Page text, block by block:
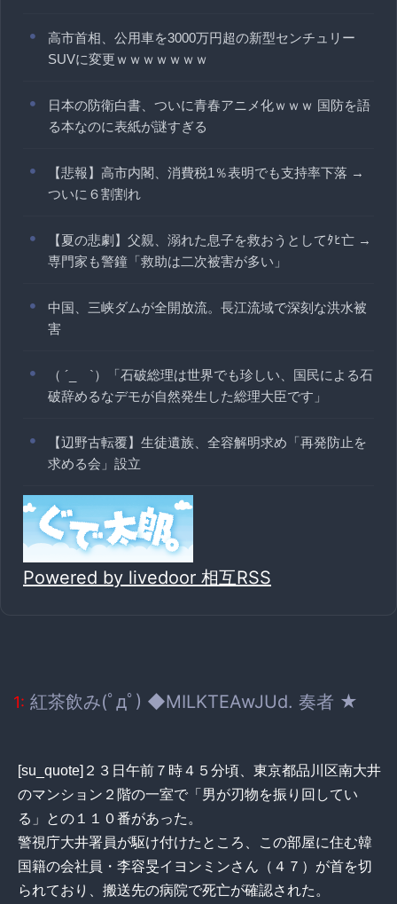
高市首相、公用車を3000万円超の新型センチュリー
SUVに変更ｗｗｗｗｗｗｗ
日本の防衛白書、ついに青春アニメ化ｗｗｗ 国防を語
る本なのに表紙が謎すぎる
【悲報】高市内閣、消費税1％表明でも支持率下落 →
ついに６割割れ
【夏の悲劇】父親、溺れた息子を救おうとしてﾀﾋ亡 →
専門家も警鐘「救助は二次被害が多い」
中国、三峡ダムが全開放流。長江流域で深刻な洪水被
害
（ ´_ゝ`）「石破総理は世界でも珍しい、国民による石
破辞めるなデモが自然発生した総理大臣です」
【辺野古転覆】生徒遺族、全容解明求め「再発防止を
求める会」設立
Powered by livedoor 相互RSS
1: 紅茶飲み(ﾟдﾟ) ◆MILKTEAwJUd. 奏者 ★
[su_quote]２３日午前７時４５分頃、東京都品川区南大井
のマンション２階の一室で「男が刃物を振り回してい
る」との１１０番があった。
警視庁大井署員が駆け付けたところ、この部屋に住む韓
国籍の会社員・李容旻イヨンミンさん（４７）が首を切
られており、搬送先の病院で死亡が確認された。